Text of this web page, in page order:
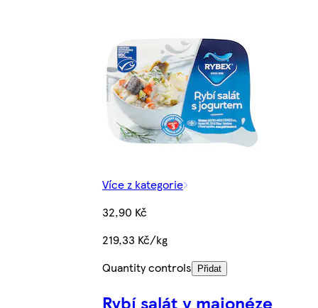
Více z kategorie
32,90 Kč
219,33 Kč/kg
Quantity controls
Přidat
Rybí salát v majonéze